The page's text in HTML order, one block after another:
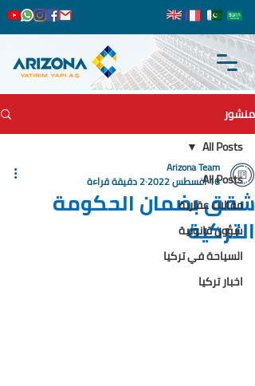
منشور
All Posts
مقالات عقارية
شؤون قانونية
السياحة في تركيا
اخبار تركيا
All Posts
شقق بضمان الحكومة
التركية
Arizona Team
16 أغسطس 2022 2 دقيقة قراءة